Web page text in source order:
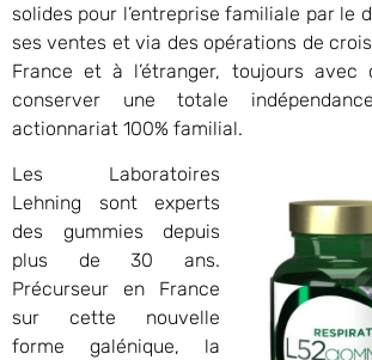
solides pour l’entreprise familiale par le
ses ventes et via des opérations de
France et à l’étranger, toujours
conserver une totale
actionnariat 100% familial.
Les Laboratoires
Lehning sont experts
des gummies depuis
plus de 30 ans.
Précurseur en France
sur cette nouvelle
forme galénique, la